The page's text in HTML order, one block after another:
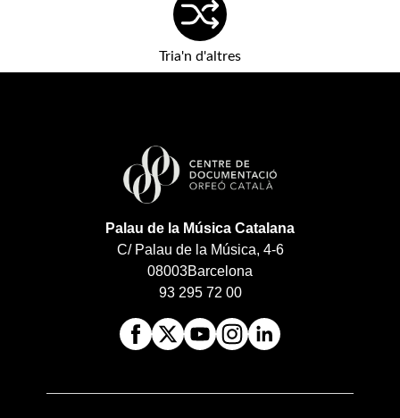
Tria'n d'altres
Palau de la Música Catalana
C/ Palau de la Música, 4-6
08003Barcelona
93 295 72 00